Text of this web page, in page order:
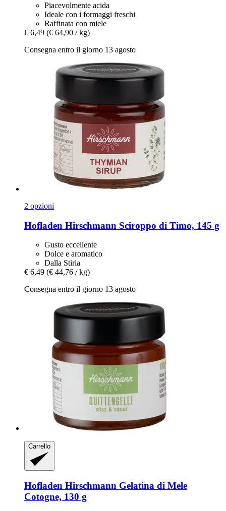
Piacevolmente acida
Ideale con i formaggi freschi
Raffinata con miele
€ 6,49 (€ 64,90 / kg)
Consegna entro il giorno 13 agosto
2 opzioni
Hofladen Hirschmann Sciroppo di Timo, 145 g
Gusto eccellente
Dolce e aromatico
Dalla Stiria
€ 6,49 (€ 44,76 / kg)
Consegna entro il giorno 13 agosto
Carrello
Hofladen Hirschmann Gelatina di Mele
Cotogne, 130 g